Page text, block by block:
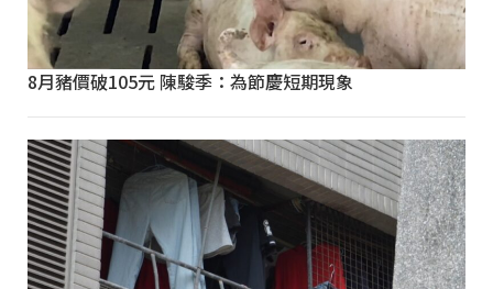
8月豬價破105元 陳駿季：為節慶短期現象